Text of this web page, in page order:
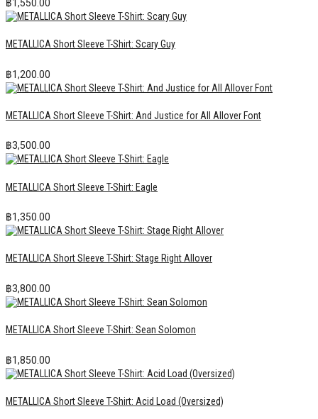
฿1,550.00
METALLICA Short Sleeve T-Shirt: Scary Guy
฿1,200.00
METALLICA Short Sleeve T-Shirt: And Justice for All Allover Font
฿3,500.00
METALLICA Short Sleeve T-Shirt: Eagle
฿1,350.00
METALLICA Short Sleeve T-Shirt: Stage Right Allover
฿3,800.00
METALLICA Short Sleeve T-Shirt: Sean Solomon
฿1,850.00
METALLICA Short Sleeve T-Shirt: Acid Load (Oversized)